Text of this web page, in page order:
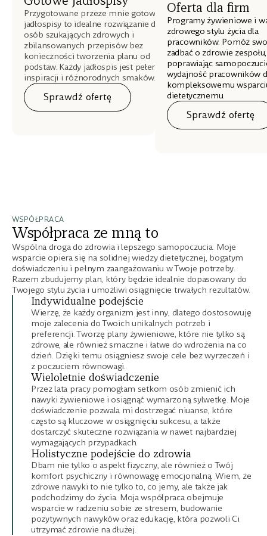
Przygotowane przeze mnie gotowe
jadłospisy to idealne rozwiązanie dla
osób szukających zdrowych i
zbilansowanych przepisów bez
konieczności tworzenia planu od
podstaw. Każdy jadłospis jest pełen
inspiracji i różnorodnych smaków.
Sprawdź ofertę
Oferta dla firm
Programy żywieniowe i
zdrowego stylu życia dla
pracowników. Pomóż
zadbać o zdrowie zespołu,
poprawiając
wydajność pracowników
kompleksowemu
dietetycznemu.
Sprawdź ofertę
WSPÓŁPRACA
Współpraca ze mną to
Wspólna droga do zdrowia i lepszego samopoczucia. Moje
wsparcie opiera się na solidnej wiedzy dietetycznej, bogatym
doświadczeniu i pełnym zaangażowaniu w Twoje potrzeby.
Razem zbudujemy plan, który będzie idealnie dopasowany do
Twojego stylu życia i umożliwi osiągnięcie trwałych rezultatów.
Indywidualne podejście
Wierzę, że każdy organizm jest inny, dlatego dostosowuję
moje zalecenia do Twoich unikalnych potrzeb i
preferencji. Tworzę plany żywieniowe, które nie tylko są
zdrowe, ale również smaczne i łatwe do wdrożenia na co
dzień. Dzięki temu osiągniesz swoje cele bez wyrzeczeń i
z poczuciem równowagi.
Wieloletnie doświadczenie
Przez lata pracy pomogłam setkom osób zmienić ich
nawyki żywieniowe i osiągnąć wymarzoną sylwetkę. Moje
doświadczenie pozwala mi dostrzegać niuanse, które
często są kluczowe w osiągnięciu sukcesu, a także
dostarczyć skuteczne rozwiązania w nawet najbardziej
wymagających przypadkach.
Holistyczne podejście do zdrowia
Dbam nie tylko o aspekt fizyczny, ale również o Twój
komfort psychiczny i równowagę emocjonalną. Wiem, że
zdrowe nawyki to nie tylko to, co jemy, ale także jak
podchodzimy do życia. Moja współpraca obejmuje
wsparcie w radzeniu sobie ze stresem, budowanie
pozytywnych nawyków oraz edukację, która pozwoli Ci
utrzymać zdrowie na dłużej.